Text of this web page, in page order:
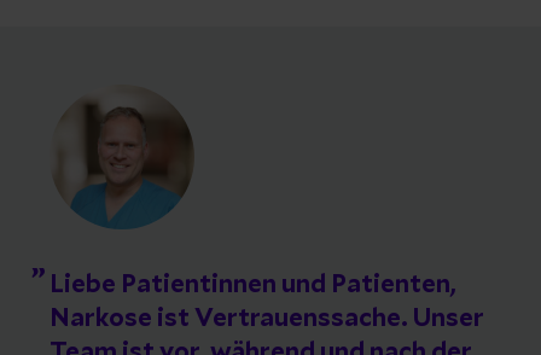
Liebe Patientinnen und Patienten,
Narkose ist Vertrauenssache. Unser